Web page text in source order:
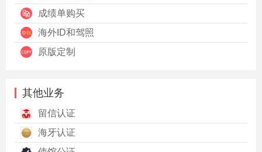
成绩单购买
海外ID和驾照
原版定制
其他业务
留信认证
海牙认证